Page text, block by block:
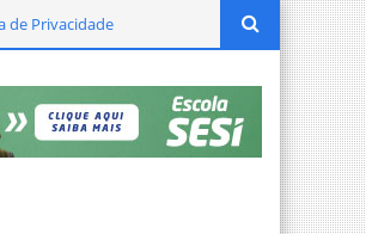
de Privacidade